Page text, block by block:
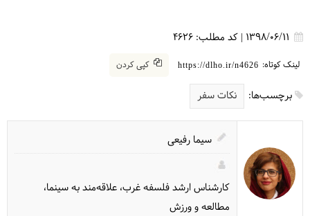
1398/06/11
| کد مطلب: 4626
لینک کوتاه: https://dlho.ir/n4626 کپی کردن
برچسب‌ها: نکات سفر
سیما رفیعی
کارشناس ارشد فلسفه غرب، علاقه‌مند به سینما،
مطالعه و ورزش